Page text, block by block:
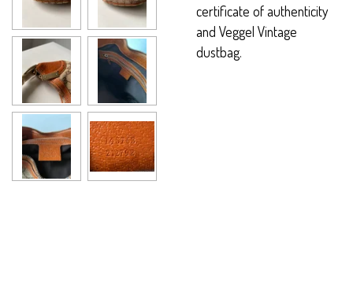
certificate of authenticity
and Veggel Vintage
dustbag.